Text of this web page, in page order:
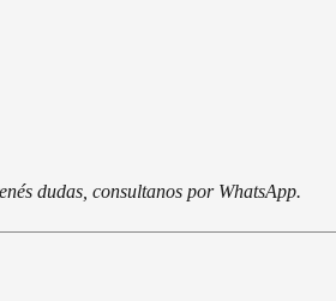
dudas, consultanos por WhatsApp.